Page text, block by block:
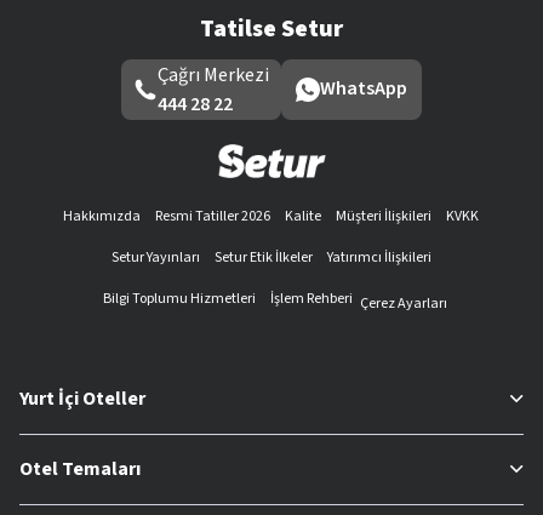
Tatilse Setur
Çağrı Merkezi
444 28 22
WhatsApp
Hakkımızda Resmi Tatiller 2026 Kalite Müşteri İlişkileri
KVKK
Setur Yayınları
Setur Etik İlkeler
Yatırımcı İlişkileri
Bilgi Toplumu Hizmetleri
İşlem Rehberi Çerez Ayarları
Yurt İçi Oteller
Otel Temaları